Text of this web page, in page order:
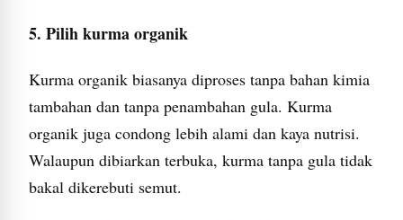
5. Pilih kurma organik
Kurma organik biasanya diproses tanpa bahan kimia
tambahan dan tanpa penambahan gula. Kurma
organik juga condong lebih alami dan kaya nutrisi.
Walaupun dibiarkan terbuka, kurma tanpa gula tidak
bakal dikerebuti semut.